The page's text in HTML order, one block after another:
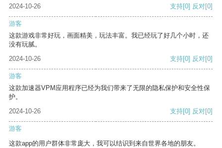
2024-10-26
支持[0] 反对[0]
游客
这款游戏非常好玩，画面精美，玩法丰富。我已经玩了好几个小时，还
没有玩腻。
2024-10-26
支持[0] 反对[0]
游客
这款加速器VPM应用程序已经为我们带来了无限的隐私保护和安全性保
护。
2024-10-26
支持[0] 反对[0]
游客
这款app的用户群体非常庞大，我可以结识到来自世界各地的朋友。